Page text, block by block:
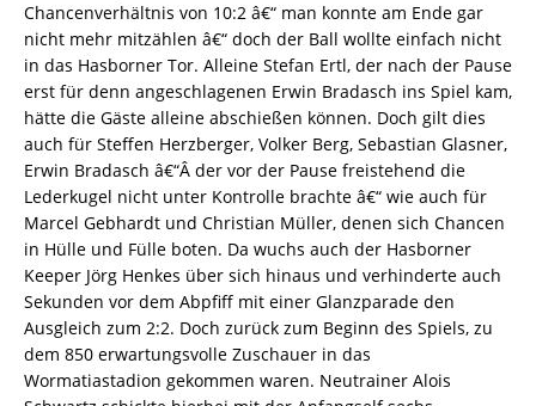
Chancenverhältnis von 10:2 â€“ man konnte am Ende gar
nicht mehr mitzählen â€“ doch der Ball wollte einfach nicht
in das Hasborner Tor. Alleine Stefan Ertl, der nach der Pause
erst für denn angeschlagenen Erwin Bradasch ins Spiel kam,
hätte die Gäste alleine abschießen können. Doch gilt dies
auch für Steffen Herzberger, Volker Berg, Sebastian Glasner,
Erwin Bradasch â€“Â der vor der Pause freistehend die
Lederkugel nicht unter Kontrolle brachte â€“ wie auch für
Marcel Gebhardt und Christian Müller, denen sich Chancen
in Hülle und Fülle boten. Da wuchs auch der Hasborner
Keeper Jörg Henkes über sich hinaus und verhinderte auch
Sekunden vor dem Abpfiff mit einer Glanzparade den
Ausgleich zum 2:2. Doch zurück zum Beginn des Spiels, zu
dem 850 erwartungsvolle Zuschauer in das
Wormatiastadion gekommen waren. Neutrainer Alois